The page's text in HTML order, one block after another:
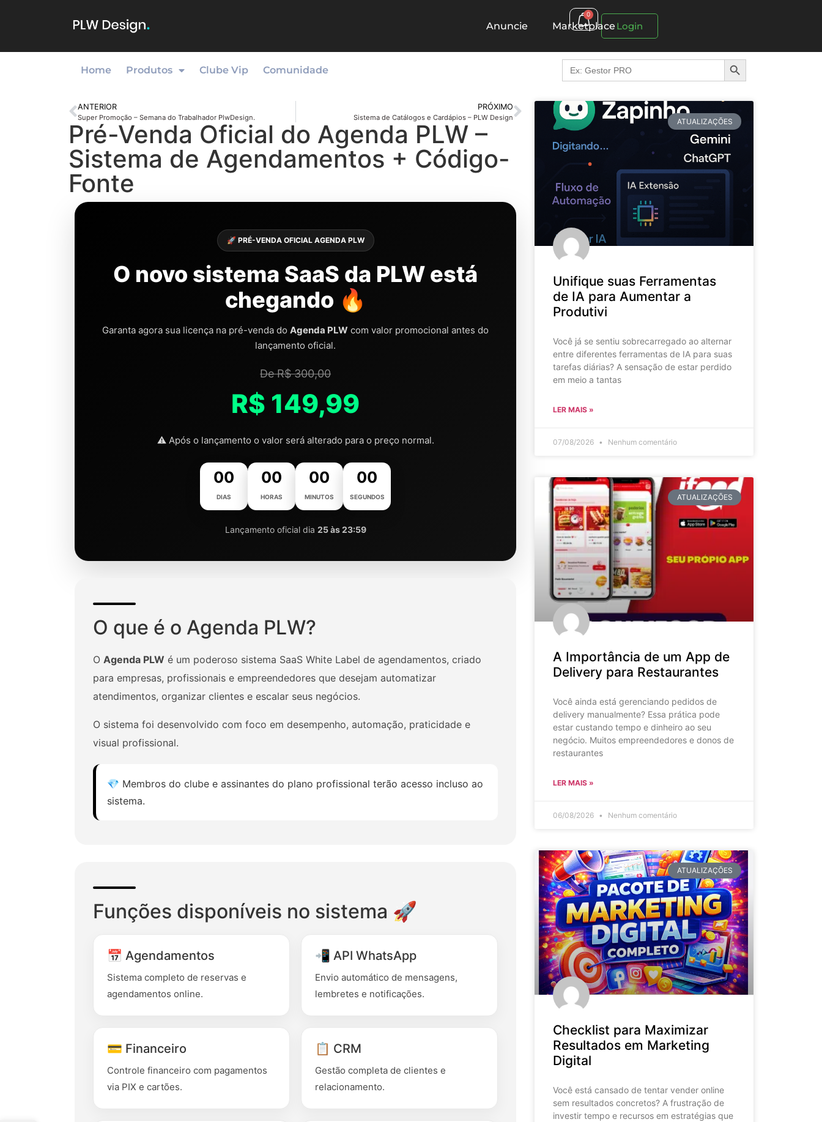
Anuncie Marketplace
0
Login
Home Produtos Clube Vip Comunidade
Search
for:
Search Button
ANTERIOR
Super Promoção – Semana do Trabalhador PlwDesign.
PRÓXIMO
Sistema de Catálogos e Cardápios – PLW Design
Pré-Venda Oficial do Agenda PLW –
Sistema de Agendamentos + Código-
Fonte
🚀 PRÉ-VENDA OFICIAL AGENDA PLW
O novo sistema SaaS da PLW está
chegando 🔥
Garanta agora sua licença na pré-venda doAgenda PLW com valor promocional antes do
lançamento oficial.
De R$ 300,00
R$ 149,99
⚠️ Após o lançamento o valor será alterado para o preço normal.
00
DIAS
00
HORAS
00
MINUTOS
00
SEGUNDOS
Lançamento oficial dia 25 às 23:59
O que é o Agenda PLW?
O Agenda PLW é um poderoso sistema SaaS White Label de agendamentos, criado
para empresas, profissionais e empreendedores que desejam automatizar
atendimentos, organizar clientes e escalar seus negócios.
O sistema foi desenvolvido com foco em desempenho, automação, praticidade e
visual profissional.
💎 Membros do clube e assinantes do plano profissional terão acesso incluso ao
sistema.
Funções disponíveis no sistema 🚀
📅 Agendamentos
Sistema completo de reservas e
agendamentos online.
📲 API WhatsApp
Envio automático de mensagens,
lembretes e notificações.
💳 Financeiro
Controle financeiro com pagamentos
via PIX e cartões.
📋 CRM
Gestão completa de clientes e
relacionamento.
ATUALIZAÇÕES
Unifique suas Ferramentas
de IA para Aumentar a
Produtivi
Você já se sentiu sobrecarregado ao alternar
entre diferentes ferramentas de IA para suas
tarefas diárias? A sensação de estar perdido
em meio a tantas
LER MAIS »
07/08/2026 Nenhum comentário
ATUALIZAÇÕES
A Importância de um App de
Delivery para Restaurantes
Você ainda está gerenciando pedidos de
delivery manualmente? Essa prática pode
estar custando tempo e dinheiro ao seu
negócio. Muitos empreendedores e donos de
restaurantes
LER MAIS »
06/08/2026 Nenhum comentário
ATUALIZAÇÕES
Checklist para Maximizar
Resultados em Marketing
Digital
Você está cansado de tentar vender online
sem resultados concretos? A frustração de
investir tempo e recursos em estratégias que